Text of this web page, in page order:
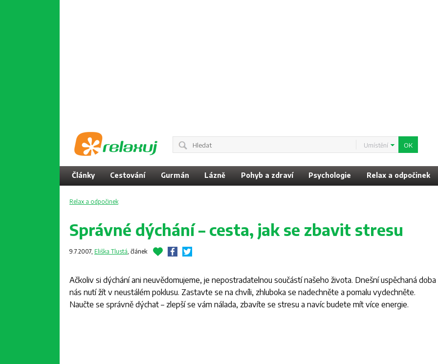
Umístění
Články Cestování Gurmán Lázně Pohyb a zdraví Psychologie Relax a odpočinek
Relax a odpočinek
Správné dýchání – cesta, jak se zbavit stresu
9.7.2007, Eliška Tlustá, článek
Ačkoliv si dýchání ani neuvědomujeme, je nepostradatelnou součástí našeho života. Dnešní uspěchaná doba
nás nutí žít v neustálém poklusu. Zastavte se na chvíli, zhluboka se nadechněte a pomalu vydechněte.
Naučte se správně dýchat – zlepší se vám nálada, zbavíte se stresu a navíc budete mít více energie.